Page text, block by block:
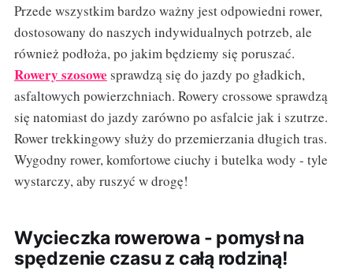
Przede wszystkim bardzo ważny jest odpowiedni rower,
dostosowany do naszych indywidualnych potrzeb, ale
również podłoża, po jakim będziemy się poruszać.
Rowery szosowe sprawdzą się do jazdy po gładkich,
asfaltowych powierzchniach. Rowery crossowe sprawdzą
się natomiast do jazdy zarówno po asfalcie jak i szutrze.
Rower trekkingowy służy do przemierzania długich tras.
Wygodny rower, komfortowe ciuchy i butelka wody - tyle
wystarczy, aby ruszyć w drogę!
Wycieczka rowerowa - pomysł na
spędzenie czasu z całą rodziną!